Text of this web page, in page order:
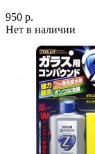
950 р.
Нет в наличии